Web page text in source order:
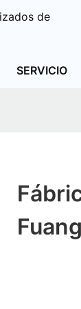
de
SERVICIO